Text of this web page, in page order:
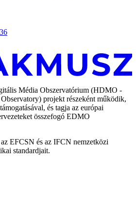
Média Obszervatórium (HDMO -
projekt részeként működik,
és tagja az európai
összefogó EDMO
EFCSN és az IFCN nemzetközi
standardjait.